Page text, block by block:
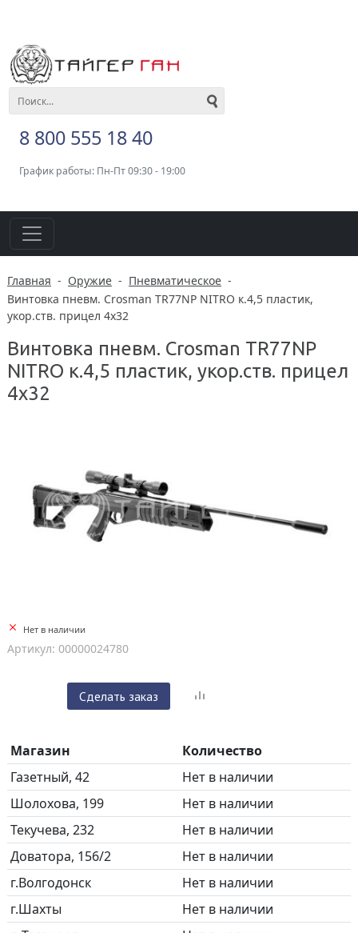
8 800 555 18 40
График работы: Пн-Пт 09:30 - 19:00
Главная - Оружие - Пневматическое -
Винтовка пневм. Crosman TR77NP NITRO к.4,5 пластик,
укор.ств. прицел 4х32
Винтовка пневм. Crosman TR77NP
NITRO к.4,5 пластик, укор.ств. прицел
4х32
Нет в наличии
Артикул: 00000024780
Сделать заказ
Магазин
Количество
Газетный, 42
Нет в наличии
Шолохова, 199
Нет в наличии
Текучева, 232
Нет в наличии
Доватора, 156/2
Нет в наличии
г.Волгодонск
Нет в наличии
г.Шахты
Нет в наличии